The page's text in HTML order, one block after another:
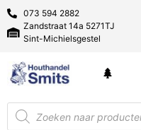
073 594 2882
Zandstraat 14a 5271TJ
Sint-Michielsgestel